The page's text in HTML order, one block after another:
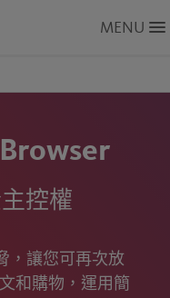
MENU
控權
，讓您可再次放
和購物，運用簡